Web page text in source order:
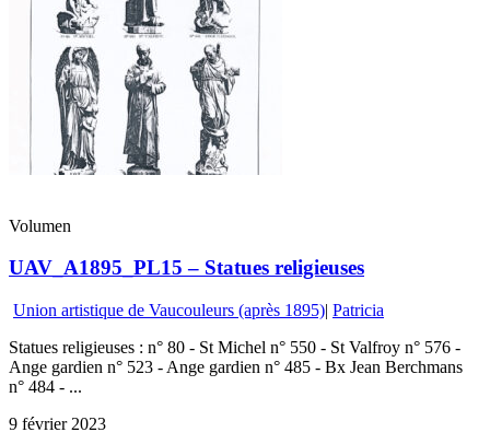
Volumen
UAV_A1895_PL15 – Statues religieuses
Union artistique de Vaucouleurs (après 1895)| Patricia
Statues religieuses : n° 80 - St Michel n° 550 - St Valfroy n° 576 -
Ange gardien n° 523 - Ange gardien n° 485 - Bx Jean Berchmans
n° 484 - ...
9 février 2023